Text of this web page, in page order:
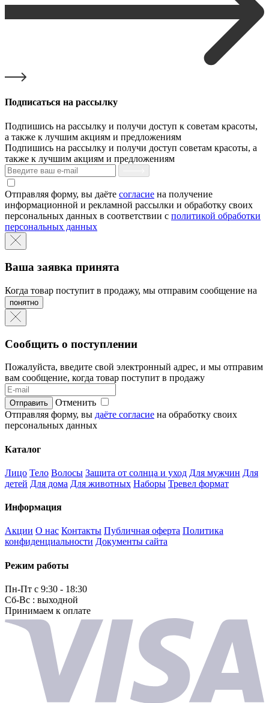
Подписаться на рассылку
Подпишись на рассылку и получи доступ к советам красоты,
а также к лучшим акциям и предложениям
Подпишись на рассылку и получи доступ советам красоты, а
также к лучшим акциям и предложениям
Отправляя форму, вы даёте согласие на получение
информационной и рекламной рассылки и обработку своих
персональных данных в соответствии с политикой обработки
персональных данных
Ваша заявка принята
Когда товар поступит в продажу, мы отправим сообщение на
понятно
Сообщить о поступлении
Пожалуйста, введите свой электронный адрес, и мы отправим
вам сообщение, когда товар поступит в продажу
Отменить
Отправляя форму, вы даёте согласие на обработку своих
персональных данных
Каталог
Лицо Тело Волосы Защита от солнца и уход Для мужчин Для
детей Для дома Для животных Наборы Тревел формат
Информация
Акции О нас Контакты Публичная оферта Политика
конфиденциальности Документы сайта
Режим работы
Пн-Пт с 9:30 - 18:30
Сб-Вс : выходной
Принимаем к оплате